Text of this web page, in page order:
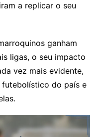
a replicar o seu
ganham
ligas, o seu impacto
vez mais evidente,
do país e